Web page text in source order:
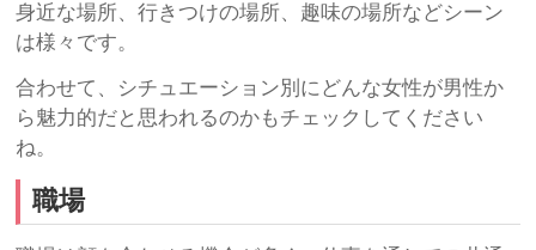
身近な場所、行きつけの場所、趣味の場所などシーン
は様々です。
合わせて、シチュエーション別にどんな女性が男性か
ら魅力的だと思われるのかもチェックしてください
ね。
職場